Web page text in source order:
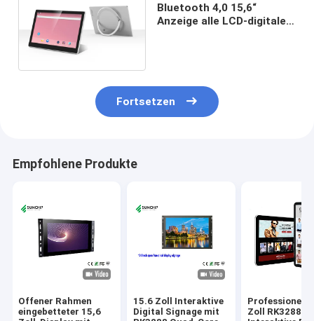
Bluetooth 4,0 15,6“
Anzeige alle LCD-digitaler
Fortsetzen
Empfohlene Produkte
Offener Rahmen
eingebetteter 15,6
15.6 Zoll Interaktive
Digital Signage mit
Professionelle
Zoll RK3288